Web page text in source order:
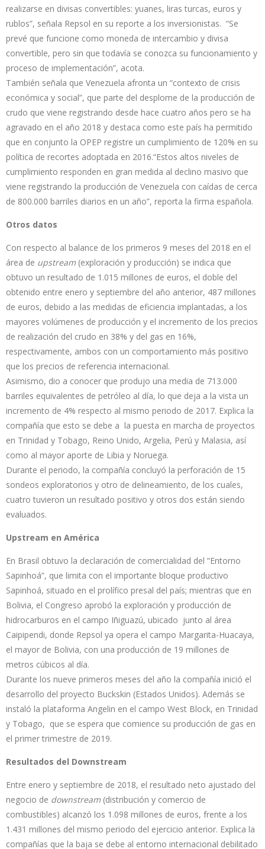
realizarse en divisas convertibles: yuanes, liras turcas, euros y
rublos”, señala Repsol en su reporte a los inversionistas. “Se
prevé que funcione como moneda de intercambio y divisa
convertible, pero sin que todavía se conozca su funcionamiento y
proceso de implementación”, acota.
También señala que Venezuela afronta un “contexto de crisis
económica y social”, que parte del desplome de la producción de
crudo que viene registrando desde hace cuatro años pero se ha
agravado en el año 2018 y destaca como este país ha permitido
que en conjunto la OPEP registre un cumplimiento de 120% en su
política de recortes adoptada en 2016.“Estos altos niveles de
cumplimiento responden en gran medida al declino masivo que
viene registrando la producción de Venezuela con caídas de cerca
de 800.000 barriles diarios en un año”, reporta la firma española.
Otros datos
Con respecto al balance de los primeros 9 meses del 2018 en el
área de upstream (exploración y producción) se indica que
obtuvo un resultado de 1.015 millones de euros, el doble del
obtenido entre enero y septiembre del año anterior, 487 millones
de euros, debido a las medidas de eficiencia implantadas, a los
mayores volúmenes de producción y el incremento de los precios
de realización del crudo en 38% y del gas en 16%,
respectivamente, ambos con un comportamiento más positivo
que los precios de referencia internacional.
Asimismo, dio a conocer que produjo una media de 713.000
barriles equivalentes de petróleo al día, lo que deja a la vista un
incremento de 4% respecto al mismo periodo de 2017. Explica la
compañía que esto se debe a la puesta en marcha de proyectos
en Trinidad y Tobago, Reino Unido, Argelia, Perú y Malasia, así
como al mayor aporte de Libia y Noruega.
Durante el periodo, la compañía concluyó la perforación de 15
sondeos exploratorios y otro de delineamiento, de los cuales,
cuatro tuvieron un resultado positivo y otros dos están siendo
evaluados.
Upstream en América
En Brasil obtuvo la declaración de comercialidad del “Entorno
Sapinhoá”, que limita con el importante bloque productivo
Sapinhoá, situado en el prolífico presal del país; mientras que en
Bolivia, el Congreso aprobó la exploración y producción de
hidrocarburos en el campo Iñiguazú, ubicado junto al área
Caipipendi, donde Repsol ya opera el campo Margarita-Huacaya,
el mayor de Bolivia, con una producción de 19 millones de
metros cúbicos al día.
Durante los nueve primeros meses del año la compañía inició el
desarrollo del proyecto Buckskin (Estados Unidos). Además se
instaló la plataforma Angelin en el campo West Block, en Trinidad
y Tobago, que se espera que comience su producción de gas en
el primer trimestre de 2019.
Resultados del Downstream
Entre enero y septiembre de 2018, el resultado neto ajustado del
negocio de downstream (distribución y comercio de
combustibles) alcanzó los 1.098 millones de euros, frente a los
1.431 millones del mismo periodo del ejercicio anterior. Explica la
compañías que la baja se debe al entorno internacional debilitado